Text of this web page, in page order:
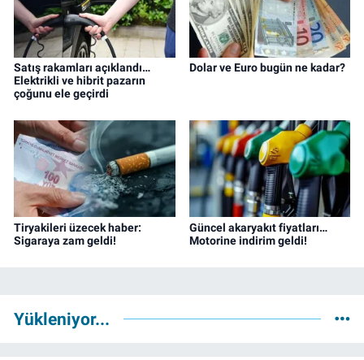
Satış rakamları açıklandı…
Elektrikli ve hibrit pazarın
çoğunu ele geçirdi
Dolar ve Euro bugün ne kadar?
Tiryakileri üzecek haber:
Sigaraya zam geldi!
Güncel akaryakıt fiyatları…
Motorine indirim geldi!
Yükleniyor...